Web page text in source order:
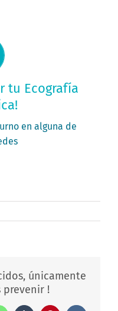
tu Ecografía
en alguna de
ahora
únicamente
prevenir !